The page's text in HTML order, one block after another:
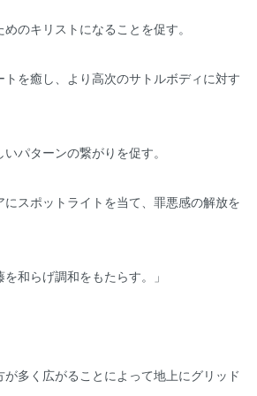
のキリストになることを促す。
を癒し、より高次のサトルボディに対す
パターンの繋がりを促す。
スポットライトを当て、罪悪感の解放を
和らげ調和をもたらす。」
多く広がることによって地上にグリッド